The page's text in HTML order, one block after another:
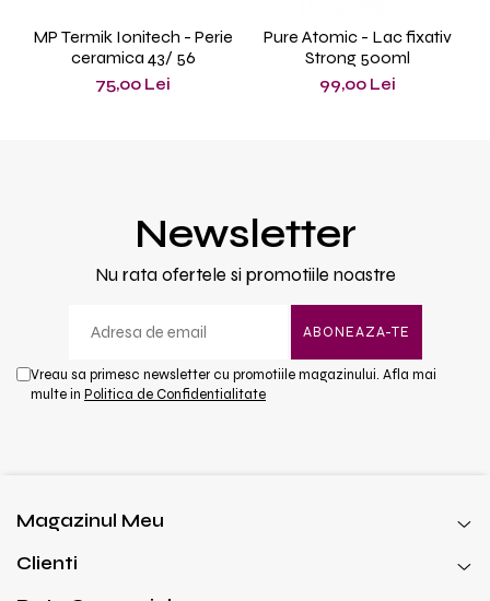
MP Termik Ionitech - Perie
ceramica 43/ 56
75,00 Lei
Pure Atomic - Lac fixativ
Strong 500ml
99,00 Lei
Newsletter
Nu rata ofertele si promotiile noastre
Vreau sa primesc newsletter cu promotiile magazinului. Afla mai
multe in Politica de Confidentialitate
Magazinul Meu
Clienti